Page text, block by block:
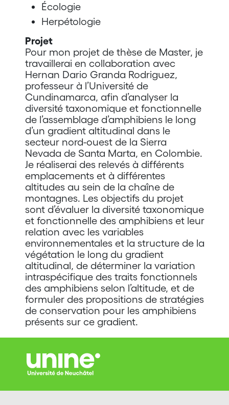
Écologie
Herpétologie
Projet
Pour mon projet de thèse de Master, je
travaillerai en collaboration avec
Hernan Dario Granda Rodriguez,
professeur à l’Université de
Cundinamarca, afin d’analyser la
diversité taxonomique et fonctionnelle
de l’assemblage d’amphibiens le long
d’un gradient altitudinal dans le
secteur nord-ouest de la Sierra
Nevada de Santa Marta, en Colombie.
Je réaliserai des relevés à différents
emplacements et à différentes
altitudes au sein de la chaîne de
montagnes. Les objectifs du projet
sont d’évaluer la diversité taxonomique
et fonctionnelle des amphibiens et leur
relation avec les variables
environnementales et la structure de la
végétation le long du gradient
altitudinal, de déterminer la variation
intraspécifique des traits fonctionnels
des amphibiens selon l’altitude, et de
formuler des propositions de stratégies
de conservation pour les amphibiens
présents sur ce gradient.